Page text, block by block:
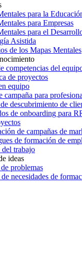
para la
para Empresas
para el
Asistida
de los Mapas Mentales
competencias del
de proyectos
equipo
campaña para
descubrimiento de
de onboarding para
de campañas de
de formación de
trabajo
ideas
problemas
necesidades de